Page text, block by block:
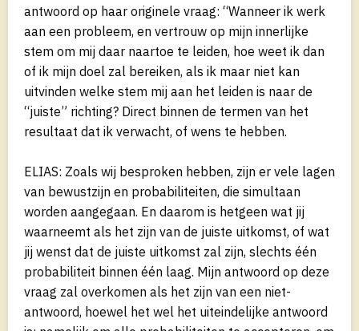
antwoord op haar originele vraag: “Wanneer ik werk
aan een probleem, en vertrouw op mijn innerlijke
stem om mij daar naartoe te leiden, hoe weet ik dan
of ik mijn doel zal bereiken, als ik maar niet kan
uitvinden welke stem mij aan het leiden is naar de
“juiste” richting? Direct binnen de termen van het
resultaat dat ik verwacht, of wens te hebben.
ELIAS: Zoals wij besproken hebben, zijn er vele lagen
van bewustzijn en probabiliteiten, die simultaan
worden aangegaan. En daarom is hetgeen wat jij
waarneemt als het zijn van de juiste uitkomst, of wat
jij wenst dat de juiste uitkomst zal zijn, slechts één
probabiliteit binnen één laag. Mijn antwoord op deze
vraag zal overkomen als het zijn van een niet-
antwoord, hoewel het wel het uiteindelijke antwoord